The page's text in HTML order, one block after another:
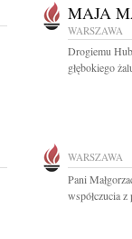
MAJA
WARSZAWA
Drogiemu
głębokiego
WARSZAWA
Pani
współczucia